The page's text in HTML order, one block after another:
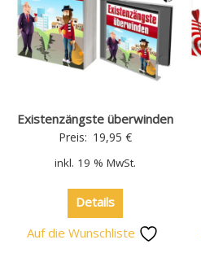
Existenzängste überwinden
Preis: 19,95 €
inkl. 19 % MwSt.
Details
Auf die Wunschliste